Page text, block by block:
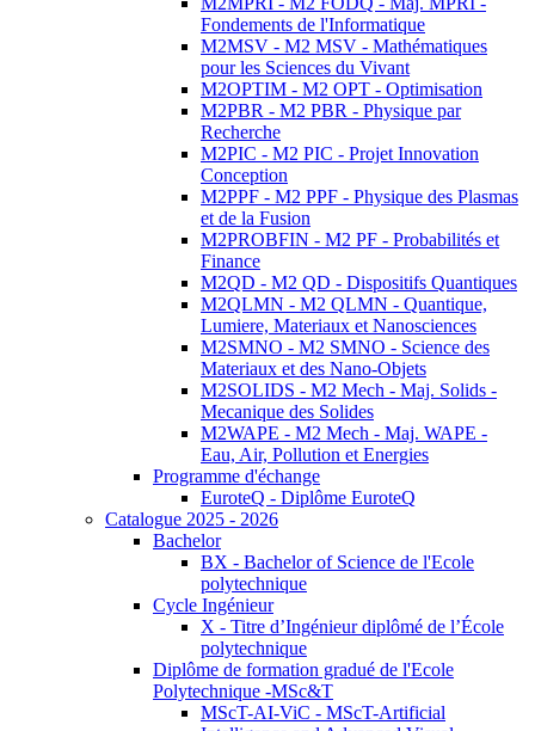
Fondements de l'Informatique
M2MSV - M2 MSV - Mathématiques
pour les Sciences du Vivant
M2OPTIM - M2 OPT - Optimisation
M2PBR - M2 PBR - Physique par
Recherche
M2PIC - M2 PIC - Projet Innovation
Conception
M2PPF - M2 PPF - Physique des Plasmas
et de la Fusion
M2PROBFIN - M2 PF - Probabilités et
Finance
M2QD - M2 QD - Dispositifs Quantiques
M2QLMN - M2 QLMN - Quantique,
Lumiere, Materiaux et Nanosciences
M2SMNO - M2 SMNO - Science des
Materiaux et des Nano-Objets
M2SOLIDS - M2 Mech - Maj. Solids -
Mecanique des Solides
M2WAPE - M2 Mech - Maj. WAPE -
Eau, Air, Pollution et Energies
Programme d'échange
EuroteQ - Diplôme EuroteQ
Catalogue 2025 - 2026
Bachelor
BX - Bachelor of Science de l'Ecole
polytechnique
Cycle Ingénieur
X - Titre d’Ingénieur diplômé de l’École
polytechnique
Diplôme de formation gradué de l'Ecole
Polytechnique -MSc&T
MScT-AI-ViC - MScT-Artificial